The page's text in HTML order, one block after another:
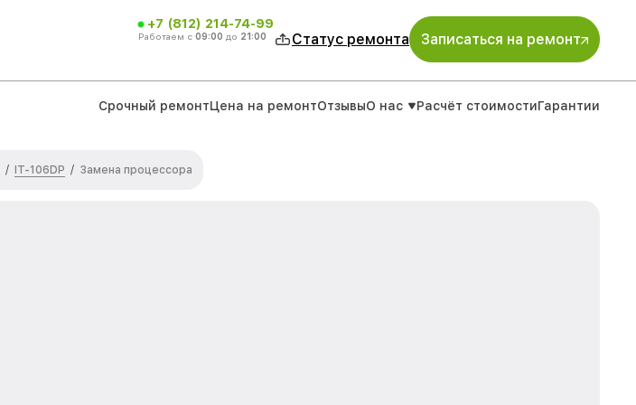
+7 (812) 214-74-99
Работаем с 09:00 до 21:00 Статус ремонта Записаться на ремонт
Срочный ремонтЦена на ремонтОтзывыО нас Расчёт стоимостиГарантии
/ IT-106DP / Замена процессора